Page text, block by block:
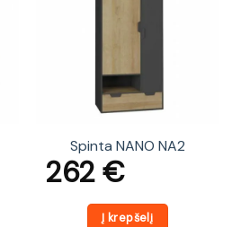
Spinta NANO NA2
262€
Į krepšelį